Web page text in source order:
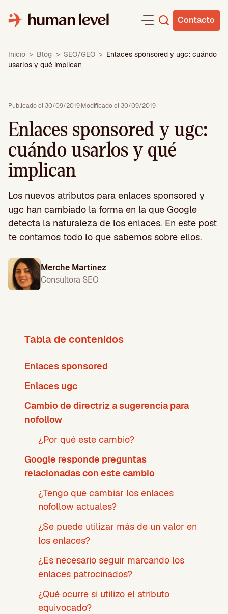
contenido
Contacto
Inicio > Blog > SEO/GEO > Enlaces sponsored y ugc: cuándo
usarlos y qué implican
Publicado el 30/09/2019·Modificado el 30/09/2019
Enlaces sponsored y ugc:
cuándo usarlos y qué
implican
Los nuevos atributos para enlaces sponsored y
ugc han cambiado la forma en la que Google
detecta la naturaleza de los enlaces. En este post
te contamos todo lo que sabemos sobre ellos.
Merche Martínez
Consultora SEO
Tabla de contenidos
Enlaces sponsored
Enlaces ugc
Cambio de directriz a sugerencia para
nofollow
¿Por qué este cambio?
Google responde preguntas
relacionadas con este cambio
¿Tengo que cambiar los enlaces
nofollow actuales?
¿Se puede utilizar más de un valor en
los enlaces?
¿Es necesario seguir marcando los
enlaces patrocinados?
¿Qué ocurre si utilizo el atributo
equivocado?